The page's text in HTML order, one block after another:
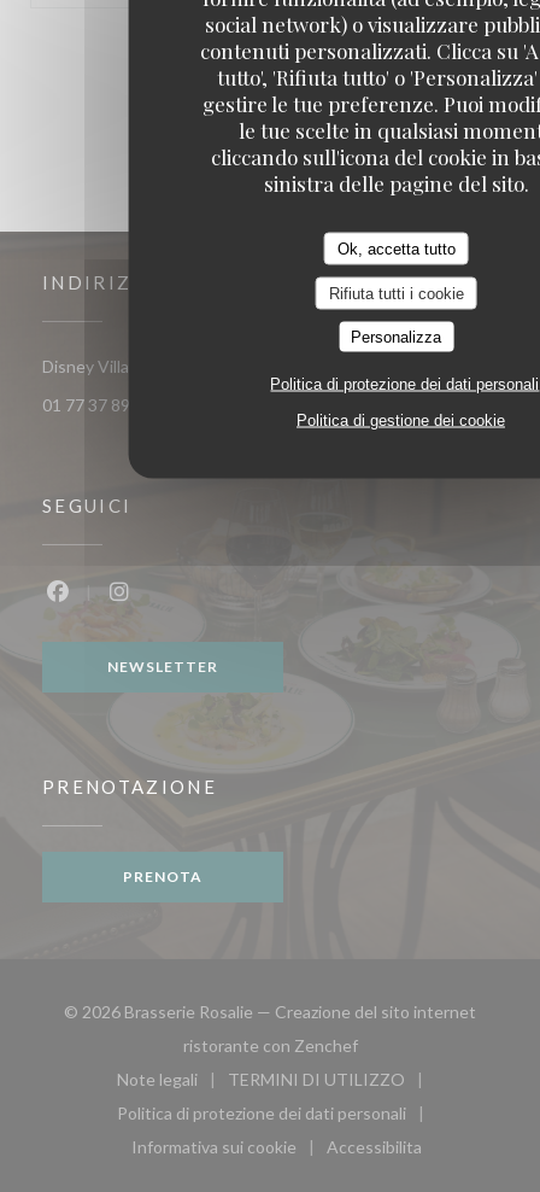
social network) o visualizzare
contenuti personalizzati. Clicca su
tutto', 'Rifiuta tutto' o
gestire le tue preferenze. Puoi
le tue scelte in qualsiasi
cliccando sull'icona del cookie in
sinistra delle pagine del sito.
Ok, accetta tutto
Rifiuta tutti i cookie
Personalizza
Politica di protezione dei dati personali
Politica di gestione dei cookie
1 2 3
INDIRIZZO
Disney Village 77700 Chessy
01 77 37 89 14
SEGUICI
NEWSLETTER
PRENOTAZIONE
PRENOTA
© 2026 Brasserie Rosalie — Creazione del sito internet
ristorante con Zenchef((apre una nuova
Note legali
((apre una nuova finestra))
TERMINI DI UTILIZZO
((apre una nuova finestra))
Politica di protezione dei dati personali
((apre una nuova finestra))
Informativa sui cookie
((apre una nuova finestra))
Accessibilita